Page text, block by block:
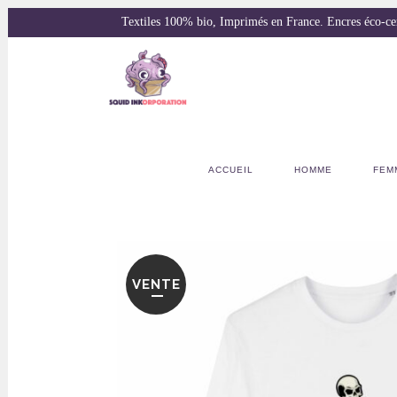
Textiles 100% bio, Imprimés en France. Encres éco-
ACCUEIL HOMME
VENTE